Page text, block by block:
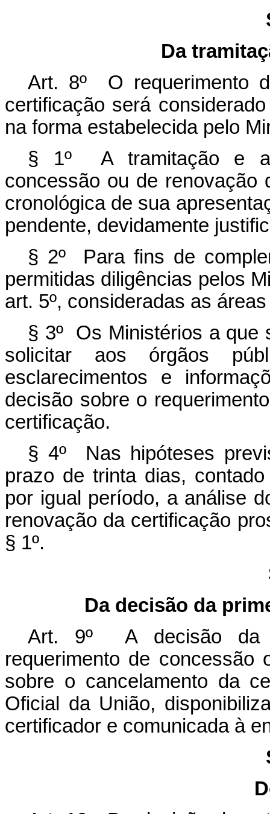
Da
Art. 8º O requerimento
certificação será
na forma estabelecida pelo
§ 1º A tramitação e a
concessão ou de renovação
cronológica de sua
pendente, devidamente
§ 2º Para fins de
permitidas diligências pelos
art. 5º, consideradas as
§ 3º Os Ministérios a que
solicitar aos órgãos
esclarecimentos e
decisão sobre o
certificação.
§ 4º Nas hipóteses
prazo de trinta dias,
por igual período, a análise
renovação da certificação
§ 1º.
Da decisão da
Art. 9º A decisão da
requerimento de concessão
sobre o cancelamento da
Oficial da União,
certificador e comunicada à